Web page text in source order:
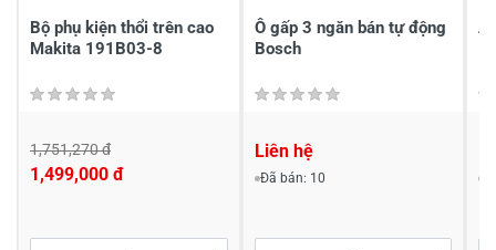
Bộ phụ kiện thổi trên cao
Makita 191B03-8
1,751,270 đ
1,499,000 đ
Ô gấp 3 ngăn bán tự động
Bosch
Liên hệ
Đã bán: 10